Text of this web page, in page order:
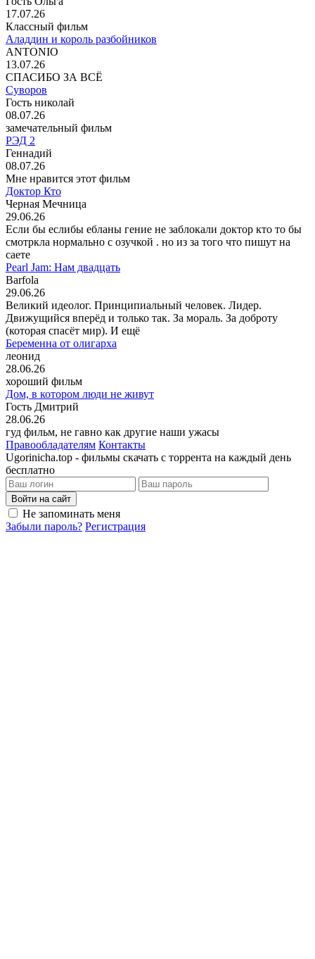
17.07.26
Классный фильм
Аладдин и король разбойников
ANTONIO
13.07.26
СПАСИБО ЗА ВСЁ
Суворов
Гость николай
08.07.26
замечательный фильм
РЭД 2
Геннадий
08.07.26
Мне нравится этот фильм
Доктор Кто
Черная Мечница
29.06.26
Если бы еслибы ебланы гение не заблокали доктор кто то бы
смотркла нормально с озучкой . но из за того что пишут на
саете
Pearl Jam: Нам двадцать
Barfola
29.06.26
Великий идеолог. Принципиальный человек. Лидер.
Движущийся вперёд и только так. За мораль. За доброту
(которая спасёт мир). И ещё
Беременна от олигарха
леонид
28.06.26
хороший фильм
Дом, в котором люди не живут
Гость Дмитрий
28.06.26
гуд фильм, не гавно как другие наши ужасы
Правообладателям Контакты
Ugorinicha.top - фильмы скачать с торрента на каждый день
бесплатно
Войти на сайт
Не запоминать меня
Забыли пароль? Регистрация